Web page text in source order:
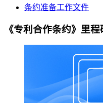
条约准备工作文件
《专利合作条约》里程